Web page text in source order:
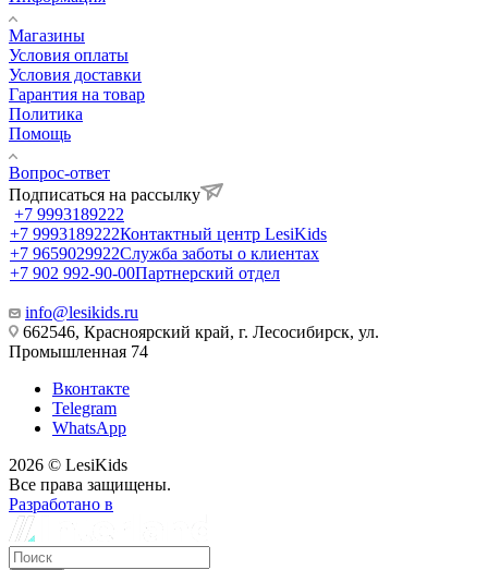
Магазины
Условия оплаты
Условия доставки
Гарантия на товар
Политика
Помощь
Вопрос-ответ
Подписаться на рассылку
+7 9993189222
+7 9993189222Контактный центр LesiKids
+7 9659029922Служба заботы о клиентах
+7 902 992-90-00Партнерский отдел
info@lesikids.ru
662546, Красноярский край, г. Лесосибирск, ул.
Промышленная 74
Вконтакте
Telegram
WhatsApp
2026 © LesiKids
Все права защищены.
Разработано в